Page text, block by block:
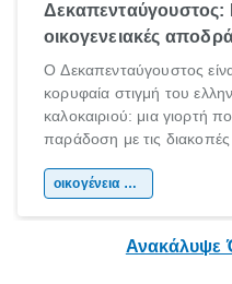
Δεκαπενταύγουστος:
οικογενειακές
Ο Δεκαπενταύγουστος
κορυφαία στιγμή του
καλοκαιριού: μια γιορτή
παράδοση με τις διακοπές
χώρας. Είτε πρόκειται για
οικογένεια & παιδί
Ανακάλυψε